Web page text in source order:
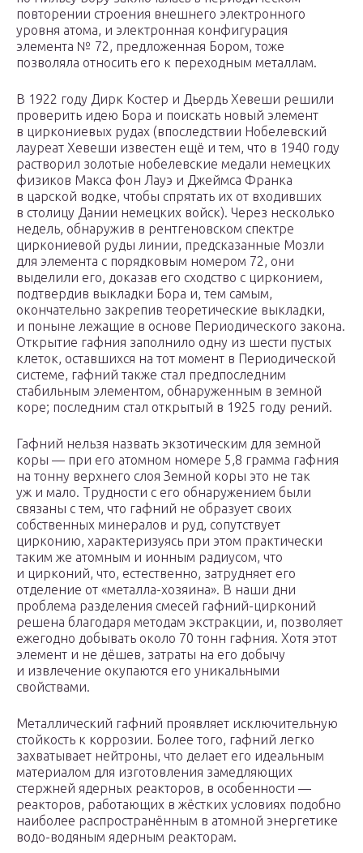
повторении строения внешнего электронного
уровня атома, и электронная конфигурация
элемента № 72, предложенная Бором, тоже
позволяла относить его к переходным металлам.
В 1922 году Дирк Костер и Дьердь Хевеши решили
проверить идею Бора и поискать новый элемент
в циркониевых рудах (впоследствии Нобелевский
лауреат Хевеши известен ещё и тем, что в 1940 году
растворил золотые нобелевские медали немецких
физиков Макса фон Лауэ и Джеймса Франка
в царской водке, чтобы спрятать их от входивших
в столицу Дании немецких войск). Через несколько
недель, обнаружив в рентгеновском спектре
циркониевой руды линии, предсказанные Мозли
для элемента с порядковым номером 72, они
выделили его, доказав его сходство с цирконием,
подтвердив выкладки Бора и, тем самым,
окончательно закрепив теоретические выкладки,
и поныне лежащие в основе Периодического закона.
Открытие гафния заполнило одну из шести пустых
клеток, оставшихся на тот момент в Периодической
системе, гафний также стал предпоследним
стабильным элементом, обнаруженным в земной
коре; последним стал открытый в 1925 году рений.
Гафний нельзя назвать экзотическим для земной
коры — при его атомном номере 5,8 грамма гафния
на тонну верхнего слоя Земной коры это не так
уж и мало. Трудности с его обнаружением были
связаны с тем, что гафний не образует своих
собственных минералов и руд, сопутствует
цирконию, характеризуясь при этом практически
таким же атомным и ионным радиусом, что
и цирконий, что, естественно, затрудняет его
отделение от «металла-хозяина». В наши дни
проблема разделения смесей гафний-цирконий
решена благодаря методам экстракции, и, позволяет
ежегодно добывать около 70 тонн гафния. Хотя этот
элемент и не дёшев, затраты на его добычу
и извлечение окупаются его уникальными
свойствами.
Металлический гафний проявляет исключительную
стойкость к коррозии. Более того, гафний легко
захватывает нейтроны, что делает его идеальным
материалом для изготовления замедляющих
стержней ядерных реакторов, в особенности —
реакторов, работающих в жёстких условиях подобно
наиболее распространённым в атомной энергетике
водо-водяным ядерным реакторам.